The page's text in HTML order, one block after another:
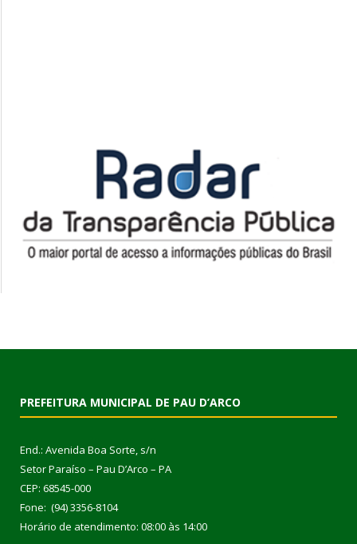
PREFEITURA MUNICIPAL DE PAU D’ARCO
End.: Avenida Boa Sorte, s/n
Setor Paraíso – Pau D’Arco – PA
CEP: 68545-000
Fone: (94) 3356-8104
Horário de atendimento: 08:00 às 14:00